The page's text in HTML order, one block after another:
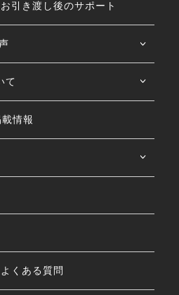
引き渡し後のサポート
て
情報
くある質問